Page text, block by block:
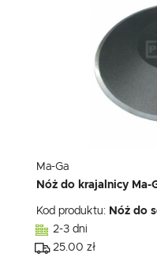
Ma-Ga
Nóż do krajalnicy Ma-
Kod produktu: Nóż do
2-3 dni
25.00 zł